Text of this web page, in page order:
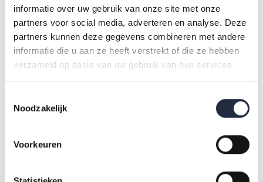
informatie over uw gebruik van onze site met onze
partners voor social media, adverteren en analyse. Deze
partners kunnen deze gegevens combineren met andere
informatie die u aan ze heeft verstrekt of die ze hebben
verzameld op basis van uw gebruik van hun services.
Noodzakelijk
Voorkeuren
project dat je even
implementeert. Het vraagt
een cultuurverandering,
gedragen door alle lagen
van de organisatie